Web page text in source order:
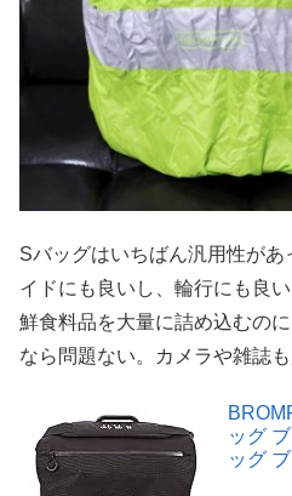
Sバッグはいちばん汎用性が
イドにも良いし、輪行にも良
鮮食料品を大量に詰め込むの
なら問題ない。カメラや雑誌
ッグ
ッグ